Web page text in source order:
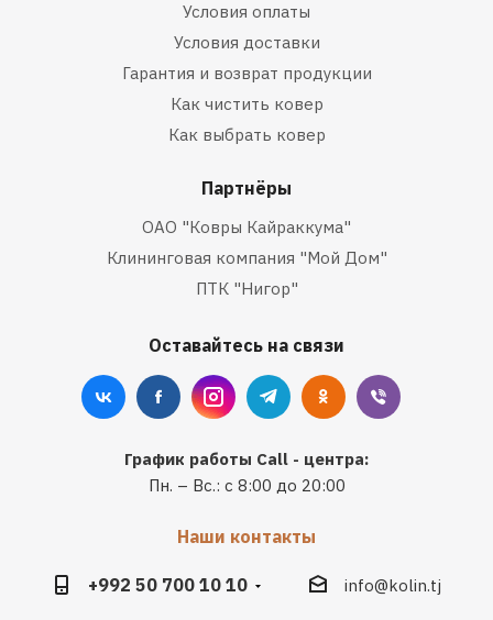
Условия оплаты
Условия доставки
Гарантия и возврат продукции
Как чистить ковер
Как выбрать ковер
Партнёры
ОАО "Ковры Кайраккума"
Клининговая компания "Мой Дом"
ПТК "Нигор"
Оставайтесь на связи
График работы Call - центра:
Пн. – Вс.: с 8:00 до 20:00
Наши контакты
+992 50 700 10 10 info@kolin.tj